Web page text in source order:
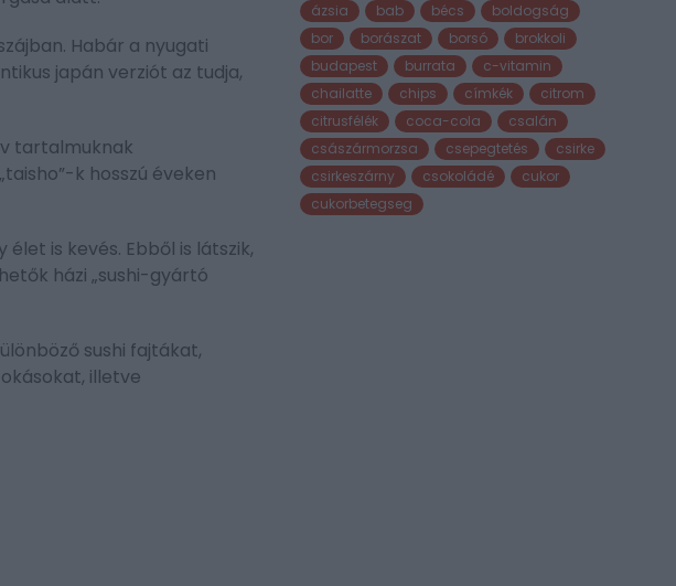
ázsia
bab bécs
boldogság
bor
borászat borsó
brokkoli
budapest
burrata
c-vitamin
chailatte
chips címkék
citrom
citrusfélék
coca-cola
csalán
császármorzsa
csepegtetés
csirke
csirkeszárny
csokoládé
cukor
cukorbetegseg
Habár a nyugati
japán verziót az tudja,
tartalmuknak
k hosszú éveken
is kevés. Ebből is látszik,
házi „sushi-gyártó
sushi fajtákat,
illetve